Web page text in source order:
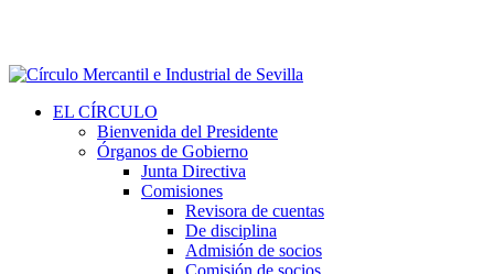
EL CÍRCULO
Bienvenida del Presidente
Órganos de Gobierno
Junta Directiva
Comisiones
Revisora de cuentas
De disciplina
Admisión de socios
Comisión de socios